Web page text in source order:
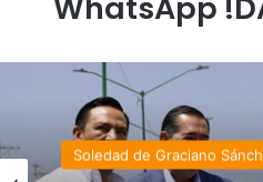
WhatsApp
Soledad de Graciano